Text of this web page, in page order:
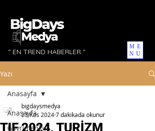
ME
NU
" EN TREND HABERLER "
Yazı
Anasayfa
Gayrimenkul
Anasayfa
TIF 2024, TURİZM
bigdaysmedya
23 Kas 20247 dakikada okunur